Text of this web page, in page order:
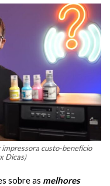
custo-benefício
Dicas)
sobre as melhores